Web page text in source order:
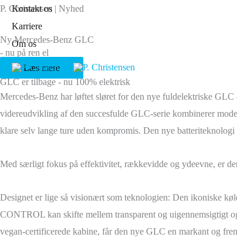
Gå
indholdet
Kontakt os
Karriere
Om os
P. Christensen | Nyhed
Ny Mercedes-Benz GLC
- nu på ren el
Læs mere
GLC er tilbage - nu 100% elektrisk
Mercedes-Benz har løftet sløret for den nye fuldelektriske
videreudvikling af den succesfulde GLC-serie kombinerer
klare selv lange ture uden kompromis. Den nye
Med særligt fokus på effektivitet, rækkevidde og ydeevne, er
Designet er lige så visionært som teknologien: Den ikoniske
CONTROL kan skifte mellem transparent og uigennemsigtigt
vegan-certificerede kabine, får den nye GLC en markant og